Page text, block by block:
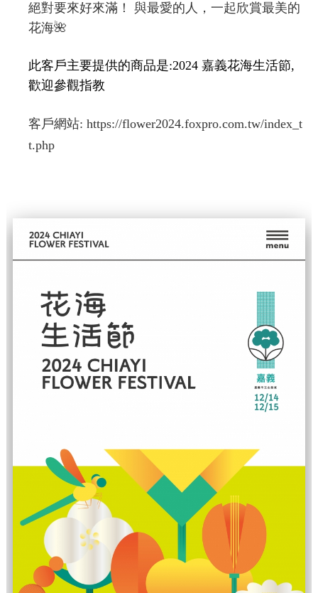
絕對要來好來滿！ 與最愛的人，一起欣賞最美的
花海🌺
此客戶主要提供的商品是:2024 嘉義花海生活節,
歡迎參觀指教
客戶網站: https://flower2024.foxpro.com.tw/index_t
t.php